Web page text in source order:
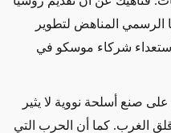
الرسمي المناهض لتطوير
استعداء شركاء موسكو في
صنع أسلحة نووية لا يثير
الغرب. كما أن الحرب التي